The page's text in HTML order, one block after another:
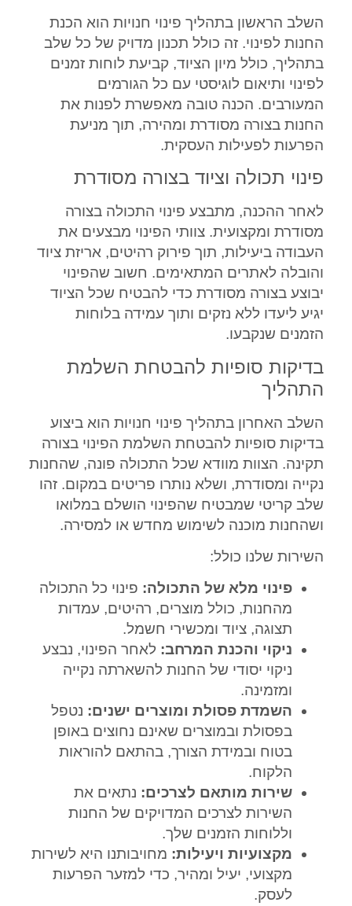
השלב הראשון בתהליך פינוי חנויות הוא הכנת
החנות לפינוי. זה כולל תכנון מדויק של כל שלב
בתהליך, כולל מיון הציוד, קביעת לוחות זמנים
לפינוי ותיאום לוגיסטי עם כל הגורמים
המעורבים. הכנה טובה מאפשרת לפנות את
החנות בצורה מסודרת ומהירה, תוך מניעת
הפרעות לפעילות העסקית.
פינוי תכולה וציוד בצורה מסודרת
לאחר ההכנה, מתבצע פינוי התכולה בצורה
מסודרת ומקצועית. צוותי הפינוי מבצעים את
העבודה ביעילות, תוך פירוק רהיטים, אריזת ציוד
והובלה לאתרים המתאימים. חשוב שהפינוי
יבוצע בצורה מסודרת כדי להבטיח שכל הציוד
יגיע ליעדו ללא נזקים ותוך עמידה בלוחות
הזמנים שנקבעו.
בדיקות סופיות להבטחת השלמת
התהליך
השלב האחרון בתהליך פינוי חנויות הוא ביצוע
בדיקות סופיות להבטחת השלמת הפינוי בצורה
תקינה. הצוות מוודא שכל התכולה פונה, שהחנות
נקייה ומסודרת, ושלא נותרו פריטים במקום. זהו
שלב קריטי שמבטיח שהפינוי הושלם במלואו
ושהחנות מוכנה לשימוש מחדש או למסירה.
השירות שלנו כולל:
פינוי מלא של התכולה: פינוי כל התכולה
מהחנות, כולל מוצרים, רהיטים, עמדות
תצוגה, ציוד ומכשירי חשמל.
ניקוי והכנת המרחב: לאחר הפינוי, נבצע
ניקוי יסודי של החנות להשארתה נקייה
ומזמינה.
השמדת פסולת ומוצרים ישנים: נטפל
בפסולת ובמוצרים שאינם נחוצים באופן
בטוח ובמידת הצורך, בהתאם להוראות
הלקוח.
שירות מותאם לצרכים: נתאים את
השירות לצרכים המדויקים של החנות
וללוחות הזמנים שלך.
מקצועיות ויעילות: מחויבותנו היא לשירות
מקצועי, יעיל ומהיר, כדי למזער הפרעות
לעסק.